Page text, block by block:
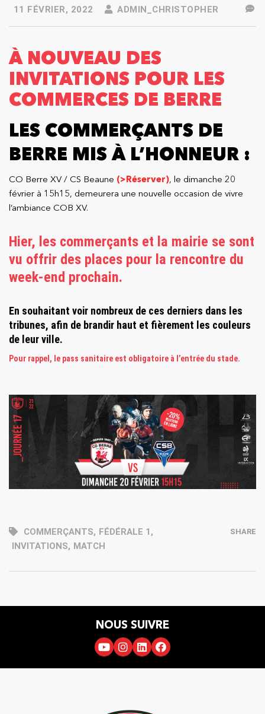
11 FÉVRIER, 2022 ADMIN_CHRISTOPHER
À NOUVEAU DES
INVITATIONS POUR LES
COMMERCES DE BERRE
LES COMMERÇANTS DE
BERRE MIS À L’HONNEUR :
CO Berre XV / CS Beaune (>Réserver), le dimanche 20
février à 15h15, demeurera une nouvelle occasion de vivre
l’ambiance COB XV.
Hier, les commerçants et la mairie se sont
vu offrir des places pour la rencontre du
week-end prochain.
En souhaitant voir nombreux de ces derniers dans les
tribunes, afin de brandir haut et fièrement les couleurs
de leur ville.
Pour rappel, le pass sanitaire est obligatoire à l’entrée du stade.
COMMERÇANTS, FÉDÉRALE 1 ,
INVITATIONS, MATCH
SHARE
NOUS SUIVRE